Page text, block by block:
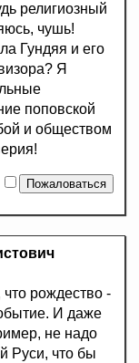
религиозный
чушь!
Гундяя и его
Я
поповской
и обществом
что рождество -
И даже
не надо
Руси, что бы